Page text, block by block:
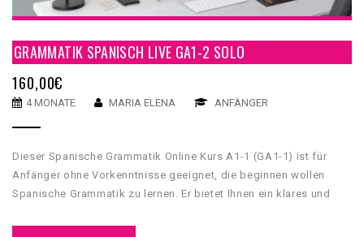
GRAMMATIK SPANISCH LIVE GA1-2 SOLO
160,00€
4 MONATE MARIA ELENA ANFÄNGER
Dieser Spanische Grammatik Online Kurs A1-1 (GA1-1) ist für
Anfänger ohne Vorkenntnisse geeignet, die beginnen wollen
Spanische Grammatik zu lernen. Er bietet Ihnen ein klares und